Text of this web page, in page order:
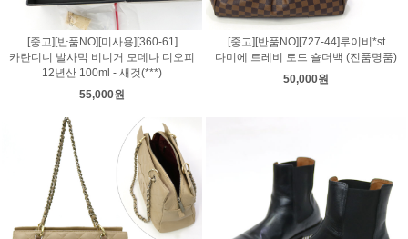
[중고][반품NO][미사용][360-61]
카란디니 발사믹 비니거 모데나 디오피
12년산 100ml - 새것(***)
55,000원
[중고][반품NO][727-44]루이비*st
다미에 트레비 토드 숄더백 (진품명품)
50,000원